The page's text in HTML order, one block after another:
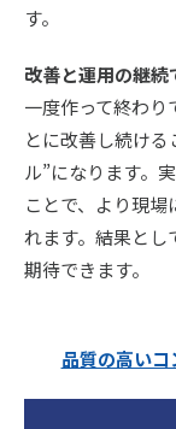
す。
改善と運用の継続
一度作って終わり
とに改善し続け
ル”になります。
ことで、より現
れます。結果とし
期待できます。
品質の高い